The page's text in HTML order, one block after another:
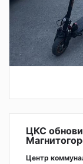
ЦКС
Центр